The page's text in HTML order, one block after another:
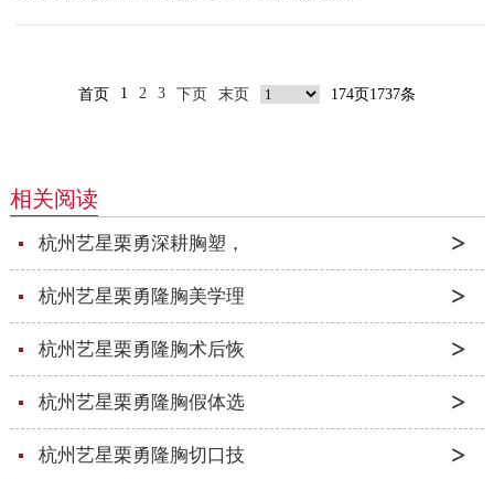
首页 1 2 3 下页 末页 174页1737条
相关阅读
杭州艺星栗勇深耕胸塑，
杭州艺星栗勇隆胸美学理
杭州艺星栗勇隆胸术后恢
杭州艺星栗勇隆胸假体选
杭州艺星栗勇隆胸切口技